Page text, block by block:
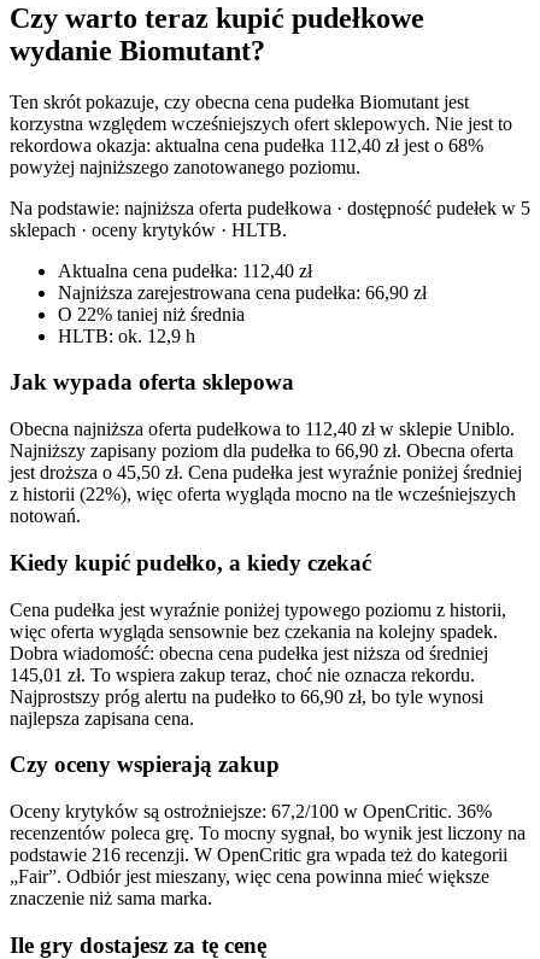
Czy warto teraz kupić pudełkowe
wydanie Biomutant?
Ten skrót pokazuje, czy obecna cena pudełka Biomutant jest
korzystna względem wcześniejszych ofert sklepowych. Nie jest to
rekordowa okazja: aktualna cena pudełka 112,40 zł jest o 68%
powyżej najniższego zanotowanego poziomu.
Na podstawie: najniższa oferta pudełkowa · dostępność pudełek w 5
sklepach · oceny krytyków · HLTB.
Aktualna cena pudełka: 112,40 zł
Najniższa zarejestrowana cena pudełka: 66,90 zł
O 22% taniej niż średnia
HLTB: ok. 12,9 h
Jak wypada oferta sklepowa
Obecna najniższa oferta pudełkowa to 112,40 zł w sklepie Uniblo.
Najniższy zapisany poziom dla pudełka to 66,90 zł. Obecna oferta
jest droższa o 45,50 zł. Cena pudełka jest wyraźnie poniżej średniej
z historii (22%), więc oferta wygląda mocno na tle wcześniejszych
notowań.
Kiedy kupić pudełko, a kiedy czekać
Cena pudełka jest wyraźnie poniżej typowego poziomu z historii,
więc oferta wygląda sensownie bez czekania na kolejny spadek.
Dobra wiadomość: obecna cena pudełka jest niższa od średniej
145,01 zł. To wspiera zakup teraz, choć nie oznacza rekordu.
Najprostszy próg alertu na pudełko to 66,90 zł, bo tyle wynosi
najlepsza zapisana cena.
Czy oceny wspierają zakup
Oceny krytyków są ostrożniejsze: 67,2/100 w OpenCritic. 36%
recenzentów poleca grę. To mocny sygnał, bo wynik jest liczony na
podstawie 216 recenzji. W OpenCritic gra wpada też do kategorii
„Fair”. Odbiór jest mieszany, więc cena powinna mieć większe
znaczenie niż sama marka.
Ile gry dostajesz za tę cenę